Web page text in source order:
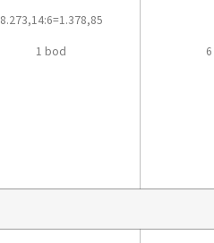
8.273,14:6=1.378,85
1 bod